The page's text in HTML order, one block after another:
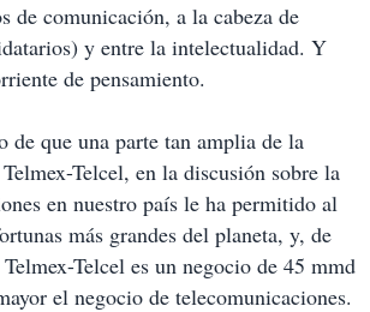
de comunicación, a la cabeza de
y entre la intelectualidad. Y
de pensamiento.
de que una parte tan amplia de la
Telcel, en la discusión sobre la
en nuestro país le ha permitido al
más grandes del planeta, y, de
Telcel es un negocio de 45 mmd
el negocio de telecomunicaciones.